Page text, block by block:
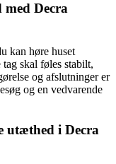
med Decra
kan høre huset
skal føles stabilt,
og afslutninger er
og en vedvarende
utæthed i Decra